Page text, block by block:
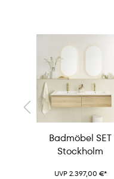
Badmöbel SET
Stockholm
UVP 2.397,00 €*